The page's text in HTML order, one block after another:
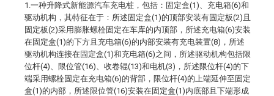
1.一种升降式新能源汽车充电桩，包括：固定盒(1)、充电箱(6)和
驱动机构，其特征在于：所述固定盒(1)的顶部安装有固定板(2)且
固定板(2)采用膨胀螺栓固定在车库的内顶部，所述充电箱(6)安装
在固定盒(1)的下方且充电箱(6)的内部安装有充电装置(8)，所述
驱动机构连接在固定盒(1)和充电箱(6)之间，所述驱动机构包括限
位杆(4)、限位管(16)、收卷辊(13)和电机(3)，所述限位杆(4)的下
端采用螺栓固定在充电箱(6)的背部，限位杆(4)的上端延伸至固定
盒(1)的内部，所述限位管(16)安装在固定盒(1)内底部且下端形成